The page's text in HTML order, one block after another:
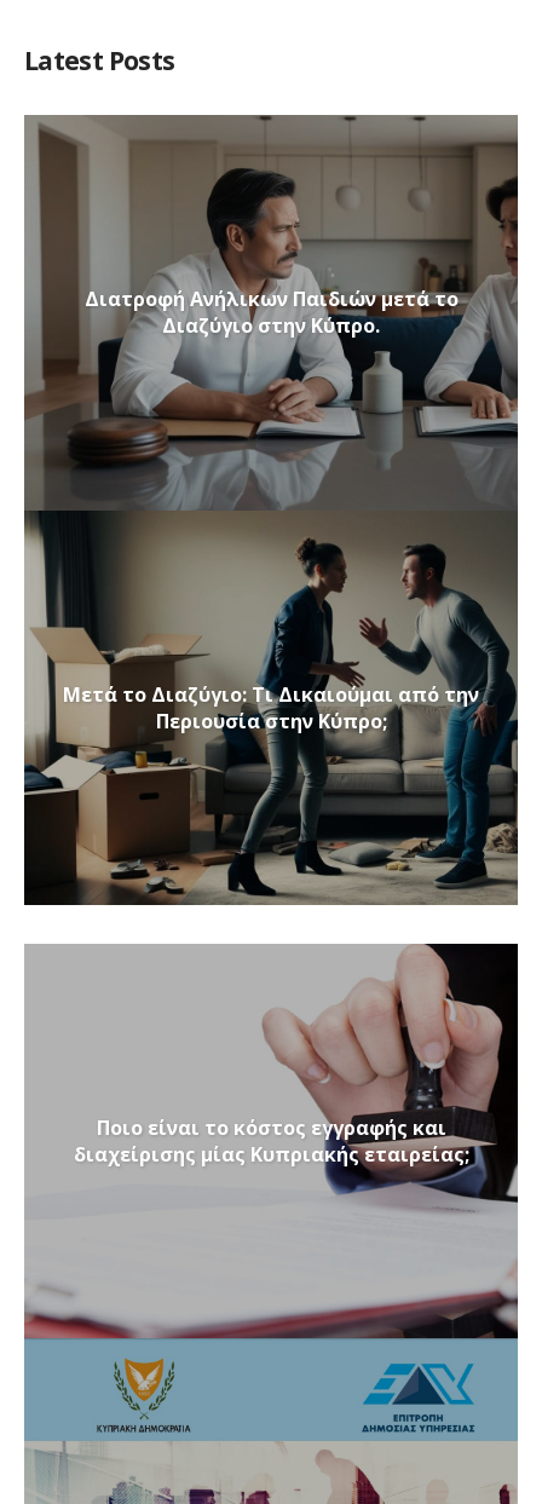
Latest Posts
Διατροφή Ανήλικων Παιδιών μετά το
Διαζύγιο στην Κύπρο.
Μετά το Διαζύγιο: Τι Δικαιούμαι από την
Περιουσία στην Κύπρο;
Ποιο είναι το κόστος εγγραφής και
διαχείρισης μίας Κυπριακής εταιρείας;